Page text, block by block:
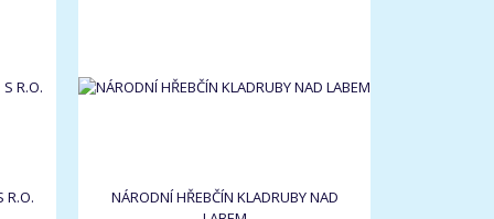
R.O.
NÁRODNÍ HŘEBČÍN KLADRUBY NAD